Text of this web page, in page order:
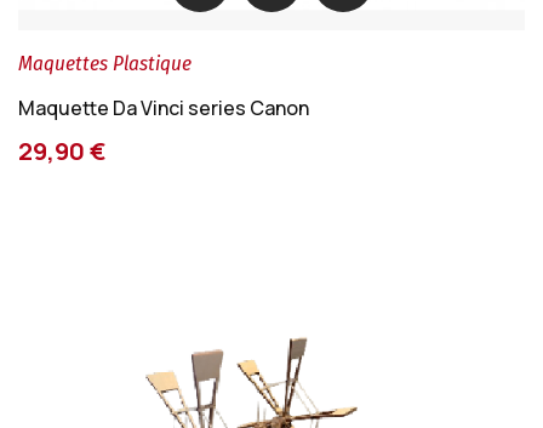
Maquettes Plastique
Maquette Da Vinci series Canon
29,90 €